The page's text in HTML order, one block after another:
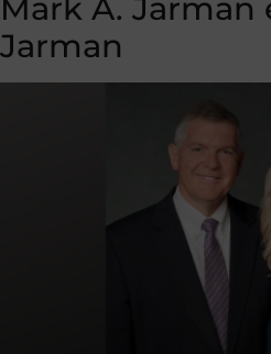
Mark A. Jarman
Jarman